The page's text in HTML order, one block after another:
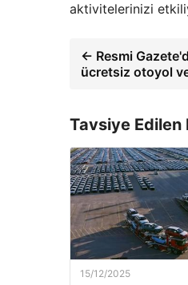
aktivitelerinizi
← Resmi
ücretsiz otoyol
Tavsiye Edilen
15/12/2025